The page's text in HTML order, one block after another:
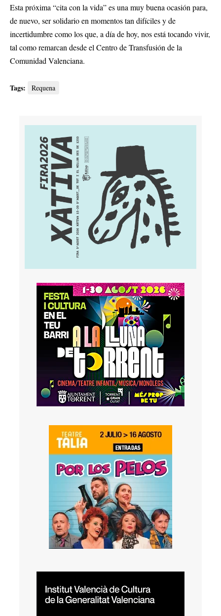
Esta próxima “cita con la vida” es una muy buena ocasión para,
de nuevo, ser solidario en momentos tan difíciles y de
incertidumbre como los que, a día de hoy, nos está tocando vivir,
tal como remarcan desde el Centro de Transfusión de la
Comunidad Valenciana.
Tags: Requena